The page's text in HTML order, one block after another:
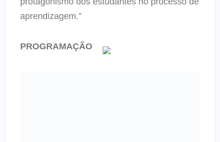
aprendizagem.”
PROGRAMAÇÃO